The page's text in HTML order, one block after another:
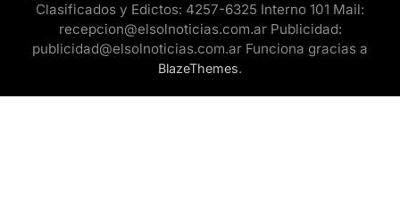
Clasificados y Edictos: 4257-6325 Interno 101 Mail:
recepcion@elsolnoticias.com.ar Publicidad:
publicidad@elsolnoticias.com.ar Funciona gracias a
BlazeThemes.